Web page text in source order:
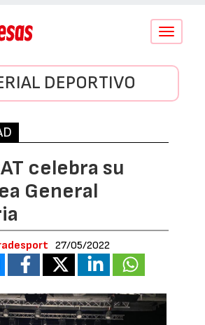
Conmutar
DEPORTIVO
celebra su
General
27/05/2022